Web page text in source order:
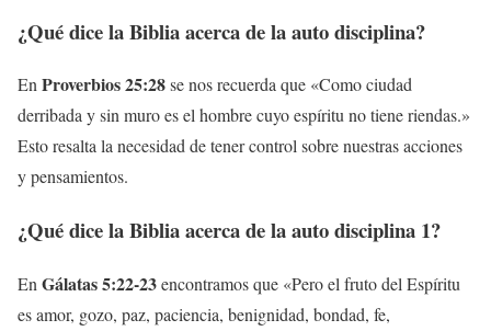
¿Qué dice la Biblia acerca de la auto disciplina?
EnProverbios 25:28se nos recuerda que «Como ciudad
derribada y sin muro es el hombre cuyo espíritu no tiene riendas.»
Esto resalta la necesidad de tener control sobre nuestras acciones
y pensamientos.
¿Qué dice la Biblia acerca de la auto disciplina 1?
En Gálatas 5:22-23encontramos que «Pero el fruto del Espíritu
es amor, gozo, paz, paciencia, benignidad, bondad, fe,